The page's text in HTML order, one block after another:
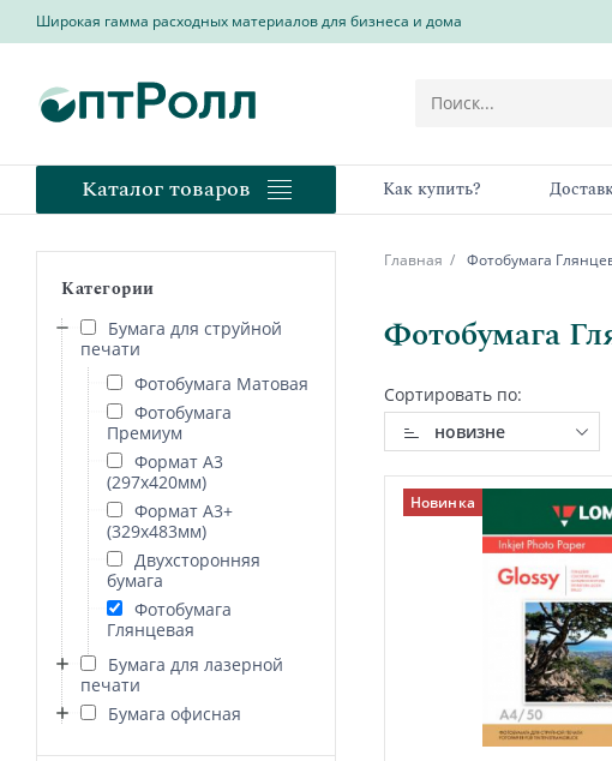
Широкая гамма расходных материалов для бизнеса и дома
Каталог товаров Как купить?
Категории
Бумага для струйной
печати
Фотобумага Матовая
Фотобумага
Премиум
Формат А3
(297х420мм)
Формат А3+
(329х483мм)
Двухсторонняя
бумага
Фотобумага
Глянцевая
Бумага для лазерной
печати
Бумага офисная
Главная Фотобумага
Фотобумага
Сортировать по:
новизне
Новинка